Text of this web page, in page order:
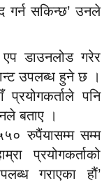
गर्न सकिन्छ’ उनले
एप डाउनलोड गरेर
उपलब्ध हुने छ ।
प्रयोगकर्ताले पनि
बताए ।
रुपैंयासम्म सम्म
प्रयोगकर्ताको
गराएका हौं’